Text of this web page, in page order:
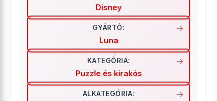
Disney
GYÁRTÓ:
Luna
KATEGÓRIA:
Puzzle és kirakós
ALKATEGÓRIA: